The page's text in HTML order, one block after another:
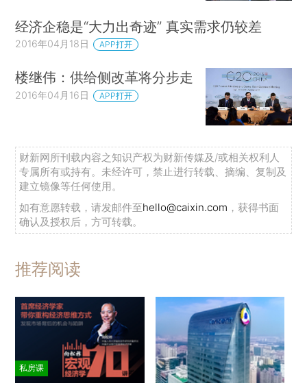
经济企稳是“大力出奇迹” 真实需求仍较差
2016年04月18日 APP打开
楼继伟：供给侧改革将分步走
2016年04月16日 APP打开
财新网所刊载内容之知识产权为财新传媒及/或相关权利人
专属所有或持有。未经许可，禁止进行转载、摘编、复制及
建立镜像等任何使用。
如有意愿转载，请发邮件至hello@caixin.com ，获得书面
确认及授权后，方可转载。
推荐阅读
私房课